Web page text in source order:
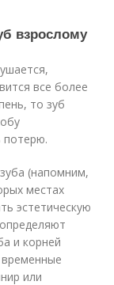
взрослому
все более
то зуб
потерю.
(напомним,
местах
эстетическую
и корней
или